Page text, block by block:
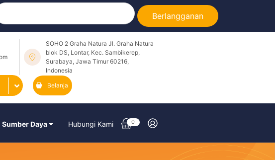
Berlangganan
SOHO 2 Graha Natura Jl. Graha Natura
blok DS, Lontar, Kec. Sambikerep,
Surabaya, Jawa Timur 60216,
Indonesia
Belanja
Sumber Daya Hubungi Kami 0